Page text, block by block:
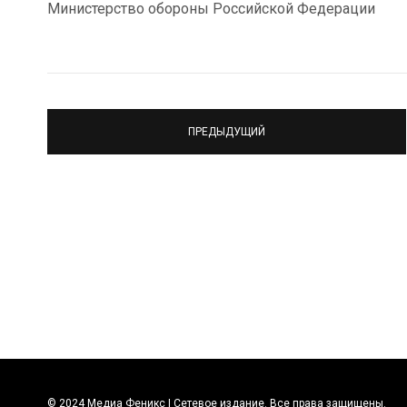
Министерство обороны Российской Федерации
ПРЕДЫДУЩИЙ
© 2024 Медиа Феникс | Сетевое издание. Все права защищены.